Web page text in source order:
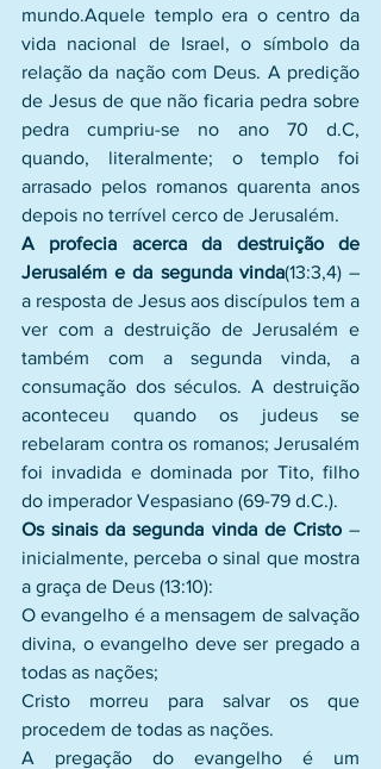
mundo.Aquele templo era o centro da
vida nacional de Israel, o símbolo da
relação da nação com Deus. A predição
de Jesus de que não ficaria pedra sobre
pedra cumpriu-se no ano 70 d.C,
quando, literalmente; o templo foi
arrasado pelos romanos quarenta anos
depois no terrível cerco de Jerusalém.
A profecia acerca da destruição de
Jerusalém e da segunda vinda(13:3,4) –
a resposta de Jesus aos discípulos tem a
ver com a destruição de Jerusalém e
também com a segunda vinda, a
consumação dos séculos. A destruição
aconteceu quando os judeus se
rebelaram contra os romanos; Jerusalém
foi invadida e dominada por Tito, filho
do imperador Vespasiano (69-79 d.C.).
Os sinais da segunda vinda de Cristo –
inicialmente, perceba o sinal que mostra
a graça de Deus (13:10):
O evangelho é a mensagem de salvação
divina, o evangelho deve ser pregado a
todas as nações;
Cristo morreu para salvar os que
procedem de todas as nações.
A pregação do evangelho é um